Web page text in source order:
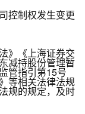
控制权发生变更
》《上海证券交
减持股份管理暂
管指引第15号
等相关法律法规
规的规定，及时